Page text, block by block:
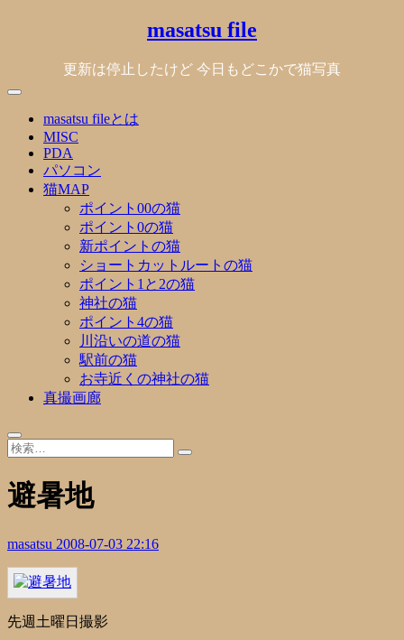
masatsu file
更新は停止したけど 今日もどこかで猫写真
masatsu fileとは
MISC
PDA
パソコン
猫MAP
ポイント00の猫
ポイント0の猫
新ポイントの猫
ショートカットルートの猫
ポイント1と2の猫
神社の猫
ポイント4の猫
川沿いの道の猫
駅前の猫
お寺近くの神社の猫
真撮画廊
避暑地
masatsu 2008-07-03 22:16
先週土曜日撮影